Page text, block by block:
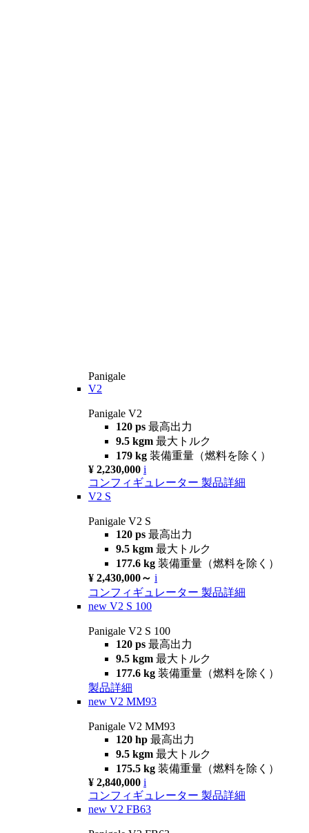
Panigale
V2
Panigale V2
120 ps 最高出力
9.5 kgm 最大トルク
179 kg 装備重量（燃料を除く）
¥ 2,230,000 i
コンフィギュレーター 製品詳細
V2 S
Panigale V2 S
120 ps 最高出力
9.5 kgm 最大トルク
177.6 kg 装備重量（燃料を除く）
¥ 2,430,000～ i
コンフィギュレーター 製品詳細
new V2 S 100
Panigale V2 S 100
120 ps 最高出力
9.5 kgm 最大トルク
177.6 kg 装備重量（燃料を除く）
製品詳細
new V2 MM93
Panigale V2 MM93
120 hp 最高出力
9.5 kgm 最大トルク
175.5 kg 装備重量（燃料を除く）
¥ 2,840,000 i
コンフィギュレーター 製品詳細
new V2 FB63